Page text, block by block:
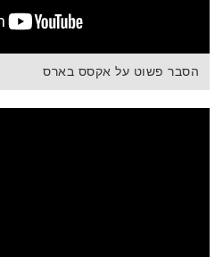
הסבר פשוט על אקסס בארס